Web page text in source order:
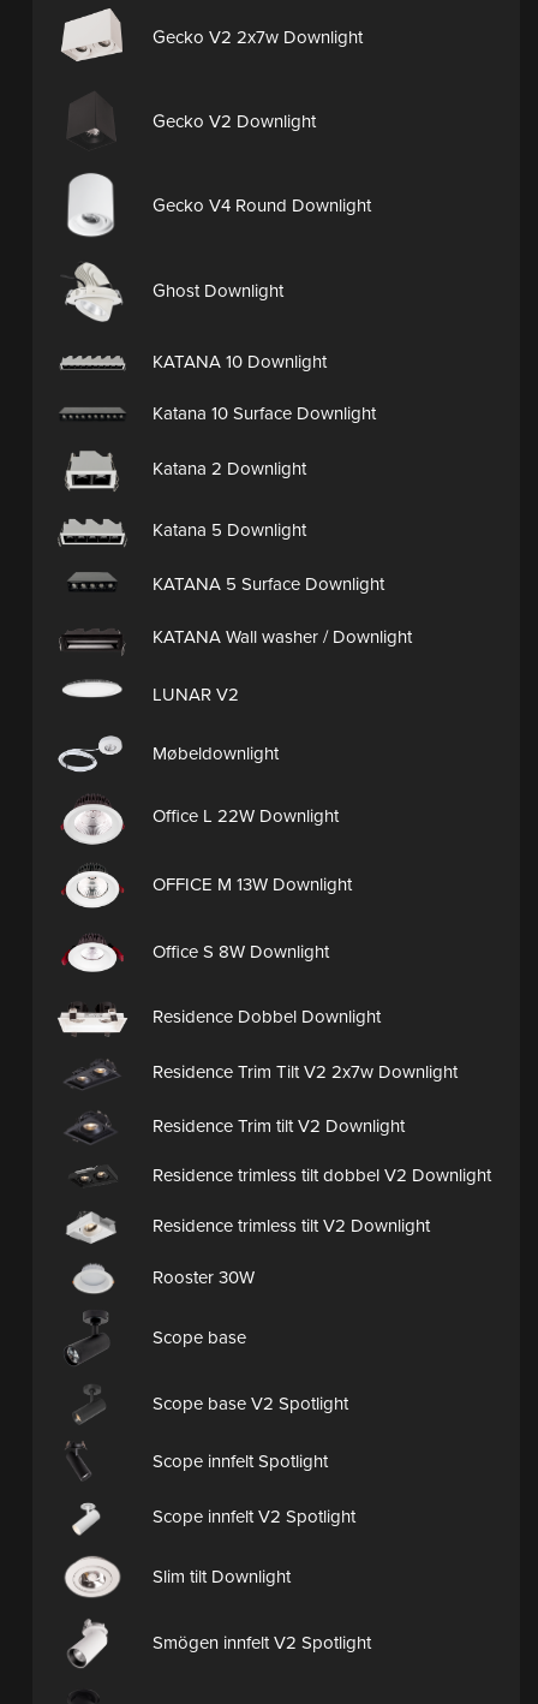
Gecko V2 2x7w Downlight
Gecko V2 Downlight
Gecko V4 Round Downlight
Ghost Downlight
KATANA 10 Downlight
Katana 10 Surface Downlight
Katana 2 Downlight
Katana 5 Downlight
KATANA 5 Surface Downlight
KATANA Wall washer / Downlight
LUNAR V2
Møbeldownlight
Office L 22W Downlight
OFFICE M 13W Downlight
Office S 8W Downlight
Residence Dobbel Downlight
Residence Trim Tilt V2 2x7w Downlight
Residence Trim tilt V2 Downlight
Residence trimless tilt dobbel V2 Downlight
Residence trimless tilt V2 Downlight
Rooster 30W
Scope base
Scope base V2 Spotlight
Scope innfelt Spotlight
Scope innfelt V2 Spotlight
Slim tilt Downlight
Smögen innfelt V2 Spotlight